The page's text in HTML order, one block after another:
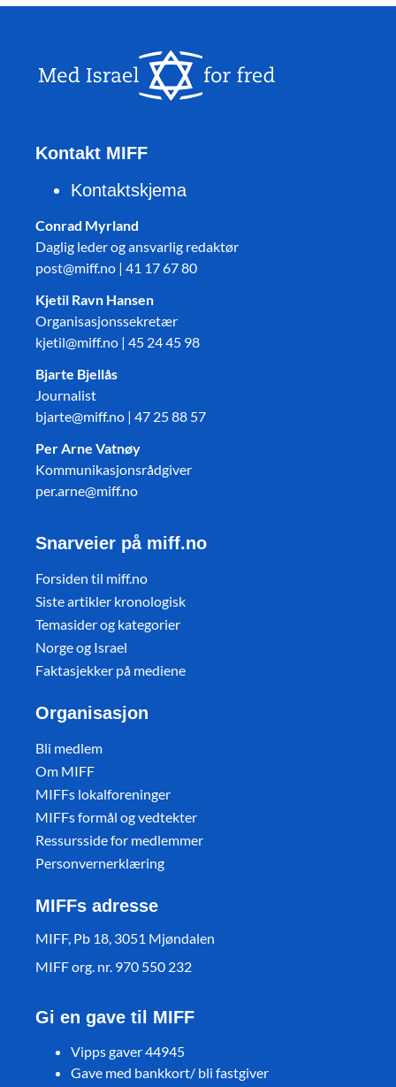
Kontakt MIFF
Kontaktskjema
Conrad Myrland
Daglig leder og ansvarlig redaktør
post@miff.no | 41 17 67 80
Kjetil Ravn Hansen
Organisasjonssekretær
kjetil@miff.no | 45 24 45 98
Bjarte Bjellås
Journalist
bjarte@miff.no | 47 25 88 57
Per Arne Vatnøy
Kommunikasjonsrådgiver
per.arne@miff.no
Snarveier på miff.no
Forsiden til miff.no
Siste artikler kronologisk
Temasider og kategorier
Norge og Israel
Faktasjekker på mediene
Organisasjon
Bli medlem
Om MIFF
MIFFs lokalforeninger
MIFFs formål og vedtekter
Ressursside for medlemmer
Personvernerklæring
MIFFs adresse
MIFF, Pb 18, 3051 Mjøndalen
MIFF org. nr. 970 550 232
Gi en gave til MIFF
Vipps gaver 44945
Gave med bankkort/ bli fastgiver